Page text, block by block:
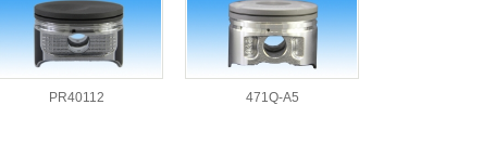
PR40112 471Q-A5